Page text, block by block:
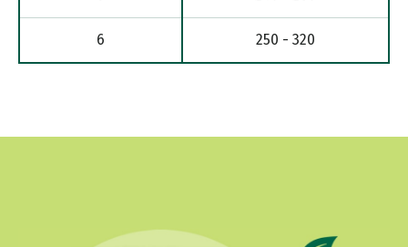
6 250 - 320